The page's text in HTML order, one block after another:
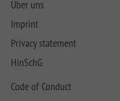
Über uns
Imprint
Privacy statement
HinSchG
Code of Conduct